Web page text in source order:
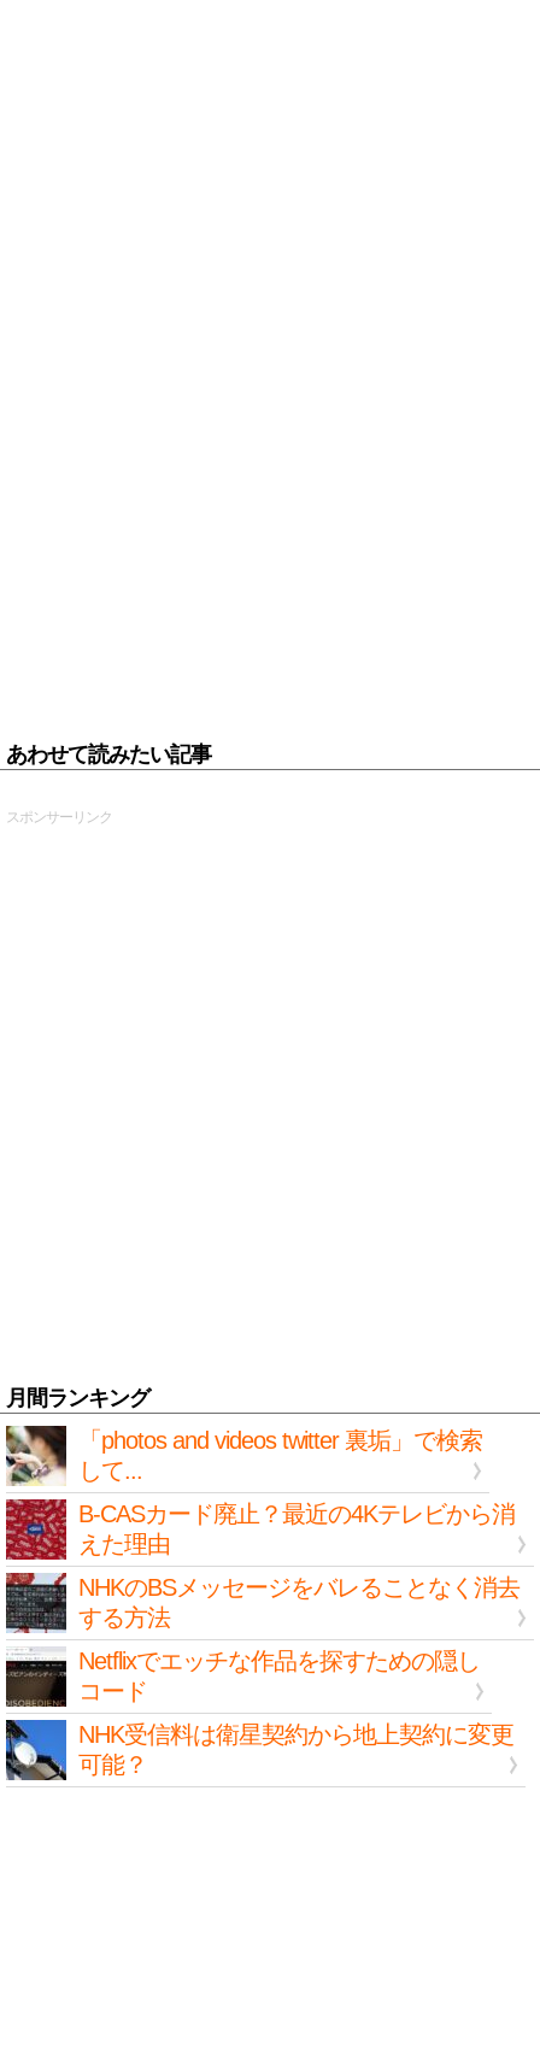
あわせて読みたい記事
スポンサーリンク
月間ランキング
「photos and videos twitter 裏垢」で検索
して...
B-CASカード廃止？最近の4Kテレビから消
えた理由
NHKのBSメッセージをバレることなく消去
する方法
Netflixでエッチな作品を探すための隠し
コード
NHK受信料は衛星契約から地上契約に変更
可能？